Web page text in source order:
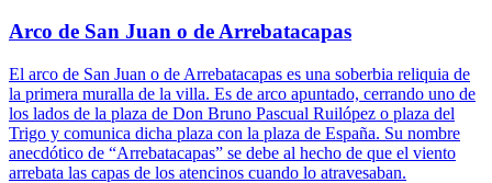
Arco de San Juan o de Arrebatacapas
El arco de San Juan o de Arrebatacapas es una soberbia reliquia de
la primera muralla de la villa. Es de arco apuntado, cerrando uno de
los lados de la plaza de Don Bruno Pascual Ruilópez o plaza del
Trigo y comunica dicha plaza con la plaza de España. Su nombre
anecdótico de “Arrebatacapas” se debe al hecho de que el viento
arrebata las capas de los atencinos cuando lo atravesaban.